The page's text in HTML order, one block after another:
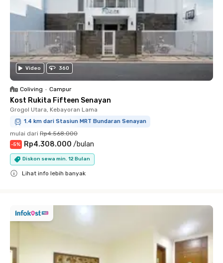
Video 360
Coliving • Campur
Kost Rukita Fifteen Senayan
Grogol Utara, Kebayoran Lama
1.4 km dari Stasiun MRT Bundaran Senayan
mulai dari Rp4.568.000
-5% Rp4.308.000 /bulan
Diskon sewa min. 12 Bulan
Lihat info lebih banyak